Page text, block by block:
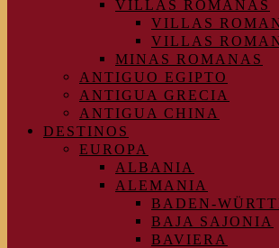
VILLAS ROMANAS
VILLAS
VILLAS
MINAS ROMANAS
ANTIGUO EGIPTO
ANTIGUA GRECIA
ANTIGUA CHINA
DESTINOS
EUROPA
ALBANIA
ALEMANIA
BADEN-
BAJA SAJONIA
BAVIERA